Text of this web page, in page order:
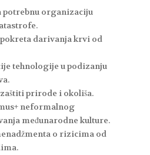
organizaciju
darivanja krvi od
tehnologije u podizanju
prirode i okoliša.
neformalnog
međunarodne kulture.
o rizicima od